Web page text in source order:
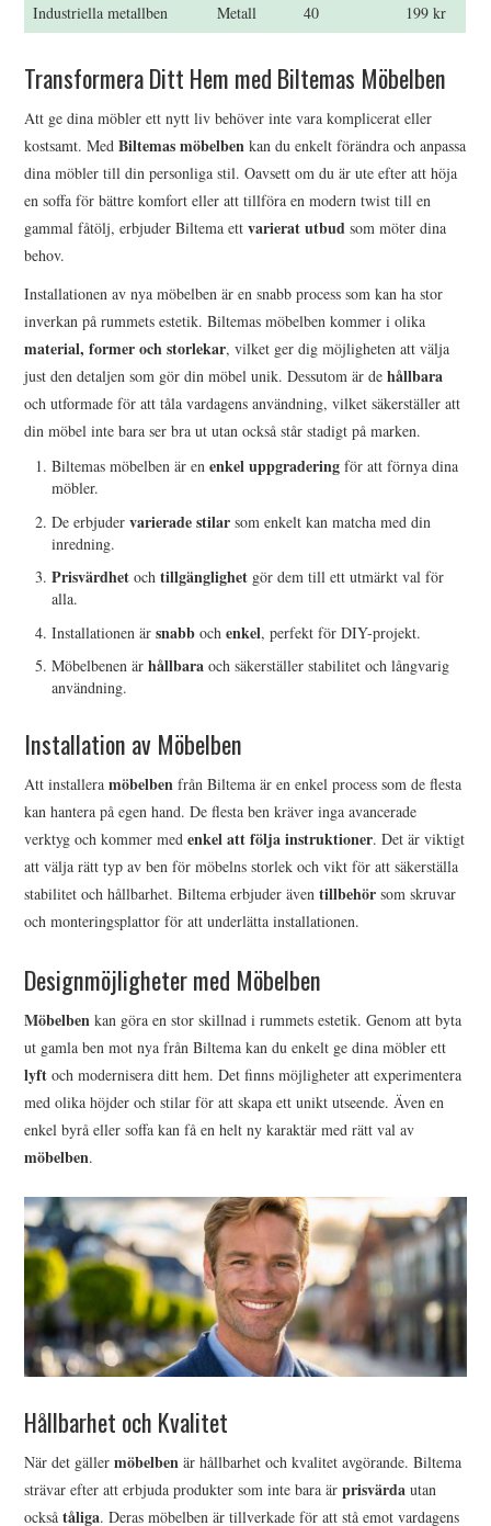
Industriella metallben
Metall 40 199 kr
Transformera Ditt Hem med Biltemas Möbelben
Att ge dina möbler ett nytt liv behöver inte vara komplicerat eller
kostsamt. MedBiltemas möbelben kan du enkelt förändra och anpassa
dina möbler till din personliga stil. Oavsett om du är ute efter att höja
en soffa för bättre komfort eller att tillföra en modern twist till en
gammal fåtölj, erbjuder Biltema ettvarierat utbud som möter dina
behov.
Installationen av nya möbelben är en snabb process som kan ha stor
inverkan på rummets estetik. Biltemas möbelben kommer i olika
material, former och storlekar, vilket ger dig möjligheten att välja
just den detaljen som gör din möbel unik. Dessutom är dehållbara
och utformade för att tåla vardagens användning, vilket säkerställer att
din möbel inte bara ser bra ut utan också står stadigt på marken.
Biltemas möbelben är enenkel uppgradering för att förnya dina
möbler.
De erbjudervarierade stilar som enkelt kan matcha med din
inredning.
Prisvärdhet ochtillgänglighet gör dem till ett utmärkt val för
alla.
Installationen ärsnabb ochenkel, perfekt för DIY-projekt.
Möbelbenen ärhållbara och säkerställer stabilitet och långvarig
användning.
Installation av Möbelben
Att installeramöbelben från Biltema är en enkel process som de flesta
kan hantera på egen hand. De flesta ben kräver inga avancerade
verktyg och kommer medenkel att följa instruktioner. Det är viktigt
att välja rätt typ av ben för möbelns storlek och vikt för att säkerställa
stabilitet och hållbarhet. Biltema erbjuder äventillbehör som skruvar
och monteringsplattor för att underlätta installationen.
Designmöjligheter med Möbelben
Möbelben kan göra en stor skillnad i rummets estetik. Genom att byta
ut gamla ben mot nya från Biltema kan du enkelt ge dina möbler ett
lyft och modernisera ditt hem. Det finns möjligheter att experimentera
med olika höjder och stilar för att skapa ett unikt utseende. Även en
enkel byrå eller soffa kan få en helt ny karaktär med rätt val av
möbelben.
Hållbarhet och Kvalitet
När det gällermöbelben är hållbarhet och kvalitet avgörande. Biltema
strävar efter att erbjuda produkter som inte bara ärprisvärda utan
ocksåtåliga. Deras möbelben är tillverkade för att stå emot vardagens